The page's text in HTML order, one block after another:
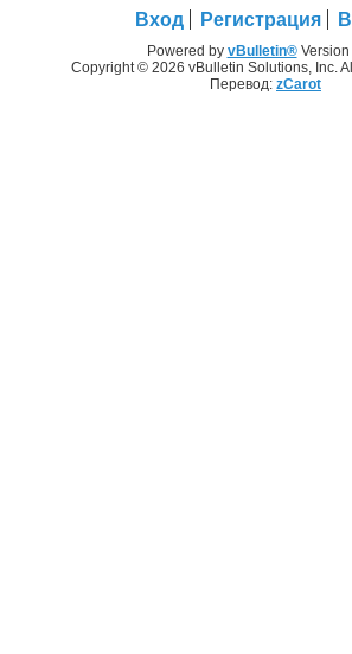
Вход Регистрация
Powered by vBulletin®Version
Copyright © 2026 vBulletin Solutions, Inc.
Перевод: zCarot